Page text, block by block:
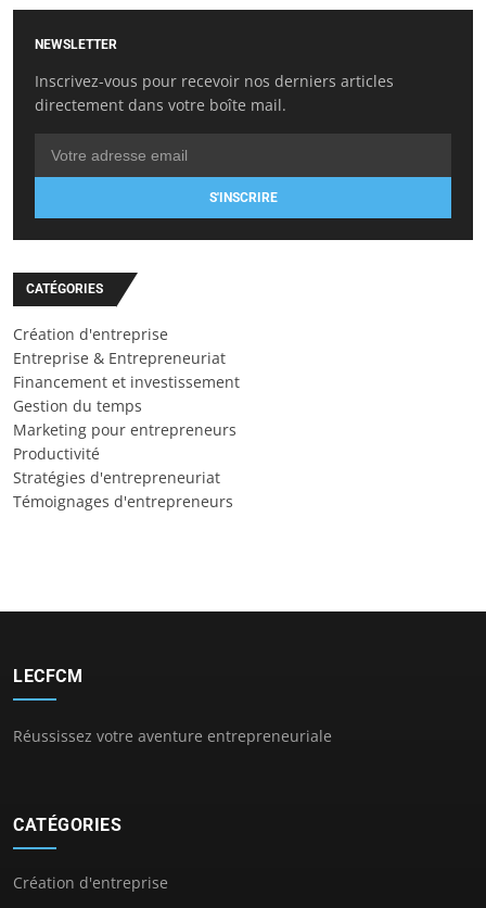
NEWSLETTER
Inscrivez-vous pour recevoir nos derniers articles
directement dans votre boîte mail.
S'INSCRIRE
CATÉGORIES
Création d'entreprise
Entreprise & Entrepreneuriat
Financement et investissement
Gestion du temps
Marketing pour entrepreneurs
Productivité
Stratégies d'entrepreneuriat
Témoignages d'entrepreneurs
LECFCM
Réussissez votre aventure entrepreneuriale
CATÉGORIES
Création d'entreprise